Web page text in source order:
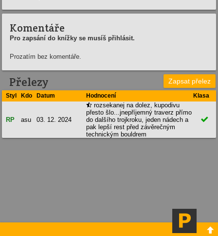
Komentáře
Pro zapsání do knížky se musíš přihlásit.
Prozatím bez komentáře.
Přelezy Zapsat přelez
Styl Kdo Datum Hodnocení Klasa
RP asu 03. 12. 2024
 rozsekanej na dolez, kupodivu
přesto šlo...jnepříjemný traverz přímo
do dalšího trojkroku, jeden nádech a
pak lepší rest před závěrečným
technickým bouldrem

